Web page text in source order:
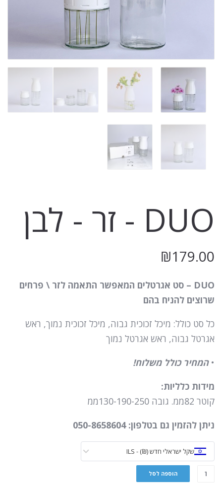
DUO - זר - לבן
₪179.00
DUO – סט אגרטלים המאפשר התאמה לזר \ פרחים
שרוצים להניח בהם
כל סט כולל: מיכל זכוכית גבוה, מיכל זכוכית נמוך, ראש
אגרטל גבוה, ראש אגרטל נמוך
•המחיר כולל משלוח!
מידות כלליות:
קוטר 82ממ. גובה 130-190-250ממ
ניתן להזמין גם בטלפון: 050-8658604
שקל ישראלי חדש (₪) - ILS
הוספה לסל